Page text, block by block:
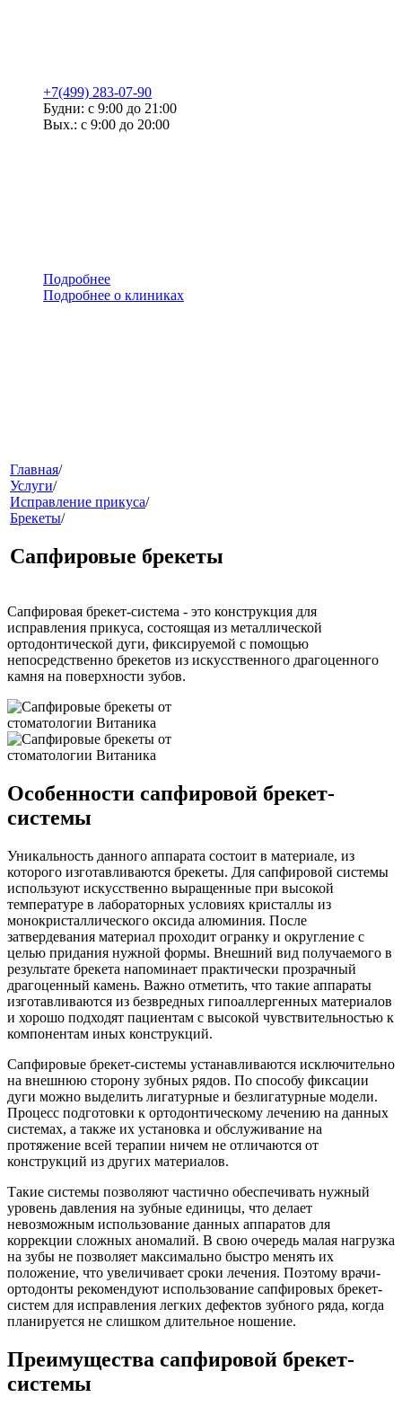
+7(499) 283-07-90
Будни: с 9:00 до 21:00
Вых.: с 9:00 до 20:00
Подробнее
Подробнее о клиниках
меню
звонок
клиники
Главная/
Услуги/
Исправление прикуса/
Брекеты/
Сапфировые брекеты
Сапфировая брекет-система - это конструкция для
исправления прикуса, состоящая из металлической
ортодонтической дуги, фиксируемой с помощью
непосредственно брекетов из искусственного драгоценного
камня на поверхности зубов.
Особенности сапфировой брекет-
системы
Уникальность данного аппарата состоит в материале, из
которого изготавливаются брекеты. Для сапфировой системы
используют искусственно выращенные при высокой
температуре в лабораторных условиях кристаллы из
монокристаллического оксида алюминия. После
затвердевания материал проходит огранку и округление с
целью придания нужной формы. Внешний вид получаемого в
результате брекета напоминает практически прозрачный
драгоценный камень. Важно отметить, что такие аппараты
изготавливаются из безвредных гипоаллергенных материалов
и хорошо подходят пациентам с высокой чувствительностью к
компонентам иных конструкций.
Сапфировые брекет-системы устанавливаются исключительно
на внешнюю сторону зубных рядов. По способу фиксации
дуги можно выделить лигатурные и безлигатурные модели.
Процесс подготовки к ортодонтическому лечению на данных
системах, а также их установка и обслуживание на
протяжение всей терапии ничем не отличаются от
конструкций из других материалов.
Такие системы позволяют частично обеспечивать нужный
уровень давления на зубные единицы, что делает
невозможным использование данных аппаратов для
коррекции сложных аномалий. В свою очередь малая нагрузка
на зубы не позволяет максимально быстро менять их
положение, что увеличивает сроки лечения. Поэтому врачи-
ортодонты рекомендуют использование сапфировых брекет-
систем для исправления легких дефектов зубного ряда, когда
планируется не слишком длительное ношение.
Преимущества сапфировой брекет-
системы